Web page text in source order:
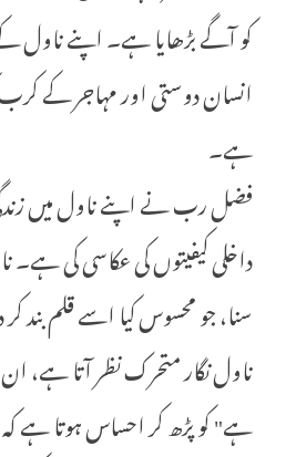
کو آگے بڑھایا ہے۔ اپنے ناول کے
انسان دوستی اور مہاجر کے کرب
ہے۔
فضل رب نے اپنے ناول میں
داخلی کیفیتوں کی عکاسی کی ہے۔
سنا، جو محسوس کیا اسے قلم بند
ناول نگار متحرک نظر آتا ہے،
ہے" کو پڑھ کر احساس ہوتا ہے کہ